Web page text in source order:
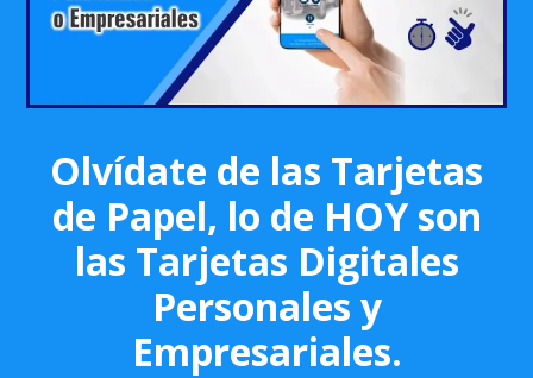
Olvídate de las Tarjetas
de Papel, lo de HOY son
las Tarjetas Digitales
Personales y
Empresariales.